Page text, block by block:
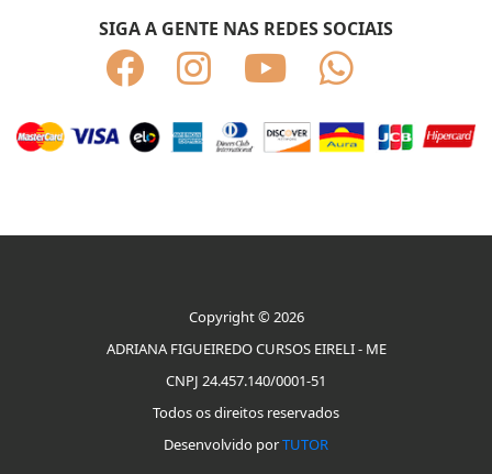
SIGA A GENTE NAS REDES SOCIAIS
Copyright © 2026
ADRIANA FIGUEIREDO CURSOS EIRELI - ME
CNPJ 24.457.140/0001-51
Todos os direitos reservados
Desenvolvido porTUTOR